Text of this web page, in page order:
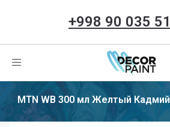
+998 90 035
Toggle
MTN WB 300 мл Желтый Кадмий